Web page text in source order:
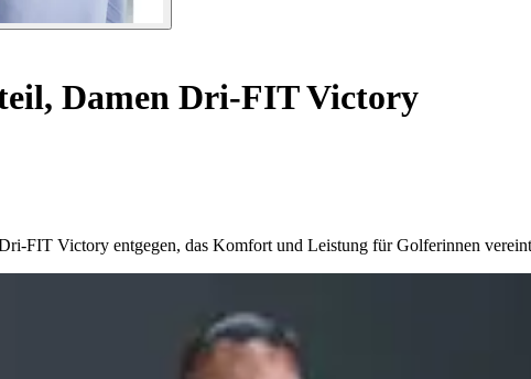
Damen Dri-FIT Victory
FIT Victory entgegen, das Komfort und Leistung für Golferinnen